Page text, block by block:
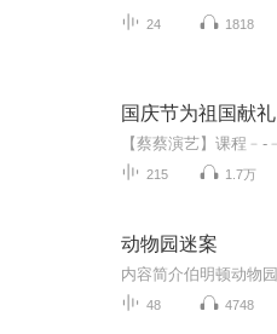
24 1818
国庆节为祖国献礼
215 1.7万
动物园迷案
48 4748